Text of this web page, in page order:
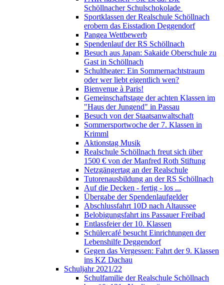
Schöllnacher Schulschokolade
Sportklassen der Realschule Schöllnach
erobern das Eisstadion Deggendorf
Pangea Wettbewerb
Spendenlauf der RS Schöllnach
Besuch aus Japan: Sakaide Oberschule zu
Gast in Schöllnach
Schultheater: Ein Sommernachtstraum
oder wer liebt eigentlich wen?
Bienvenue à Paris!
Gemeinschaftstage der achten Klassen im
"Haus der Jungend" in Passau
Besuch von der Staatsanwaltschaft
Sommersportwoche der 7. Klassen in
Krimml
Aktionstag Musik
Realschule Schöllnach freut sich über
1500 € von der Manfred Roth Stiftung
Netzgängertag an der Realschule
Tutorenausbildung an der RS Schöllnach
Auf die Decken - fertig - los ...
Übergabe der Spendenlaufgelder
Abschlussfahrt 10D nach Altaussee
Belobigungsfahrt ins Passauer Freibad
Entlassfeier der 10. Klassen
Schülercafé besucht Einrichtungen der
Lebenshilfe Deggendorf
Gegen das Vergessen: Fahrt der 9. Klassen
ins KZ Dachau
Schuljahr 2021/22
Schulfamilie der Realschule Schöllnach